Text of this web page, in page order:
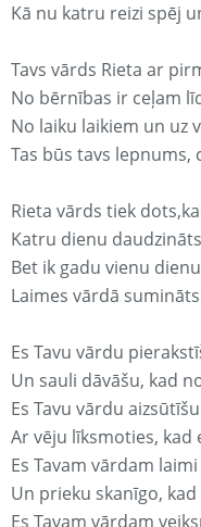
Kā nu katru reizi spēj
Tavs vārds Rieta ar
No bērnības ir ceļam
No laiku laikiem un uz
Tas būs tavs lepnums,
Rieta vārds tiek
Katru dienu
Bet ik gadu vienu
Laimes vārdā
Es Tavu vārdu
Un sauli dāvāšu, kad
Es Tavu vārdu
Ar vēju līksmoties, kad
Es Tavam vārdam
Un prieku skanīgo,
Es Tavam vārdam